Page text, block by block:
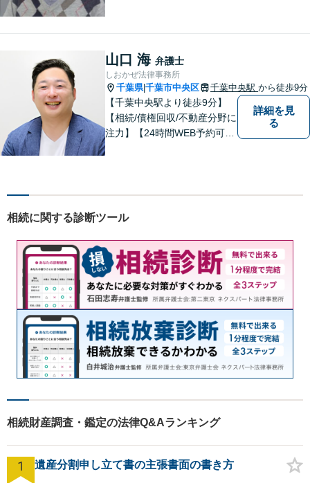
談実績多数。現実的な解決策
をご提案します
山口 海 弁護士
しおかぜ法律事務所
千葉県|千葉市中央区 千葉中央駅 から徒歩9分
【千葉中央駅より徒歩9分】
【相続/債権回収/不動産分野に
注力】【24時間WEB予約可
最終手段と考えず、お気軽に
詳細を見
る
相続に関する診断ツール
相続財産調査・鑑定の法律Q&Aランキング
1 遺産分割申し立て書の主張書面の書き方